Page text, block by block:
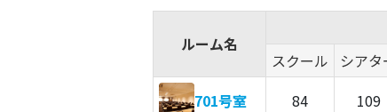
ルーム名
スクール
シアタ
701号室
84 109